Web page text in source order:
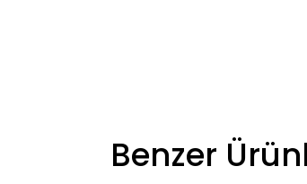
Benzer